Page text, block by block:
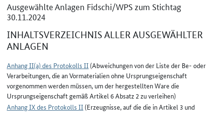
Ausgewählte Anlagen Fidschi/WPS zum Stichtag
30.11.2024
INHALTSVERZEICHNIS ALLER AUSGEWÄHLTER
ANLAGEN
Anhang II(a) des Protokolls II(Abweichungen von der Liste der Be- oder
Verarbeitungen, die an Vormaterialien ohne Ursprungseigenschaft
vorgenommen werden müssen, um der hergestellten Ware die
Ursprungseigenschaft gemäß Artikel 6 Absatz 2 zu verleihen)
Anhang IX des Protokolls II(Erzeugnisse, auf die die in Artikel 3 und